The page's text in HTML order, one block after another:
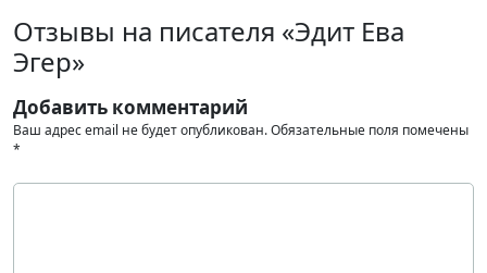
Отзывы на писателя «Эдит Ева
Эгер»
Добавить комментарий
Ваш адрес email не будет опубликован.Обязательные поля помечены
*